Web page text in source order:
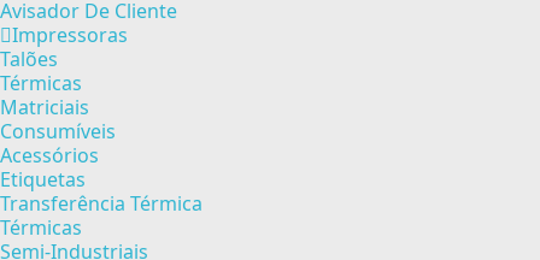
Avisador De Cliente
Impressoras
Talões
Térmicas
Matriciais
Consumíveis
Acessórios
Etiquetas
Transferência Térmica
Térmicas
Semi-Industriais